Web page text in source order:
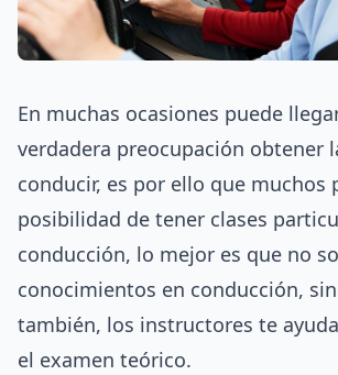
En muchas ocasiones puede
verdadera preocupación obtener
conducir, es por ello que muchos
posibilidad de tener clases
conducción, lo mejor es que no
conocimientos en conducción,
también, los instructores te
el examen teórico.